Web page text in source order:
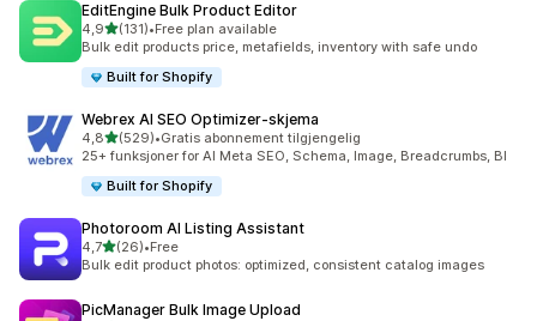
EditEngine Bulk Product Editor
4,9av 5 stjerner
(131)
Totalt 131 omtaler
•Free plan available
Bulk edit products price, metafields, inventory with safe undo
Built for Shopify
Webrex AI SEO Optimizer‑skjema
4,8av 5 stjerner
(529)
Totalt 529 omtaler
•Gratis abonnement tilgjengelig
25+ funksjoner for AI Meta SEO, Schema, Image, Breadcrumbs, Bl
Built for Shopify
Photoroom AI Listing Assistant
4,7av 5 stjerner
(26)
Totalt 26 omtaler
•Free
Bulk edit product photos: optimized, consistent catalog images
PicManager Bulk Image Upload